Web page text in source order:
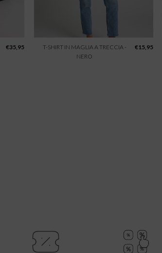
€35,95
T-SHIRT IN MAGLIA A TRECCIA -
NERO
€15,95